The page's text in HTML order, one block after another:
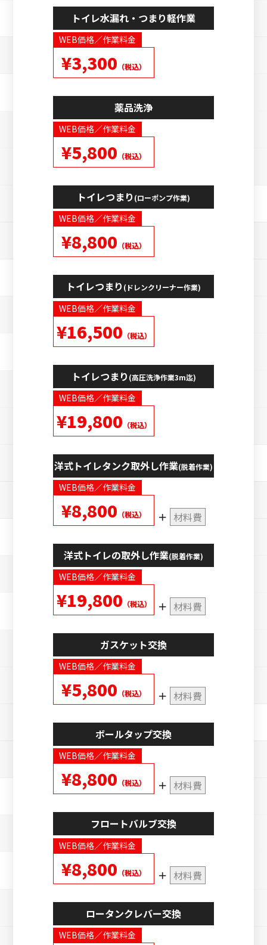
トイレ水漏れ・つまり軽作業
WEB価格／作業料金
¥3,300 （税込）
薬品洗浄
WEB価格／作業料金
¥5,800 （税込）
トイレつまり (ローポンプ作業)
WEB価格／作業料金
¥8,800 （税込）
トイレつまり (ドレンクリーナー作業)
WEB価格／作業料金
¥16,500 （税込）
トイレつまり (高圧洗浄作業3m迄)
WEB価格／作業料金
¥19,800 （税込）
洋式トイレタンク取外し作業(脱着作業)
WEB価格／作業料金
¥8,800 （税込） 材料費
洋式トイレの取外し作業(脱着作業)
WEB価格／作業料金
¥19,800 （税込） 材料費
ガスケット交換
WEB価格／作業料金
¥5,800 （税込） 材料費
ボールタップ交換
WEB価格／作業料金
¥8,800 （税込） 材料費
フロートバルブ交換
WEB価格／作業料金
¥8,800 （税込） 材料費
ロータンクレバー交換
WEB価格／作業料金